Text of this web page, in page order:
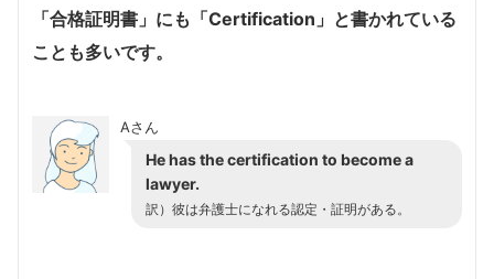
「合格証明書」にも「Certification」と書かれている
ことも多いです。
Aさん
He has the certification to become a
lawyer.
訳）彼は弁護士になれる認定・証明がある。